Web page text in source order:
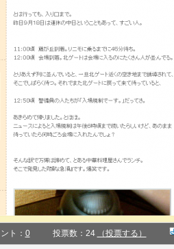
ト： 0 投票数：24 （投票する）